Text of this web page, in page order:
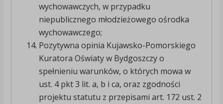
wychowawczych, w przypadku
niepublicznego młodzieżowego ośrodka
wychowawczego;
Pozytywna opinia Kujawsko-Pomorskiego
Kuratora Oświaty w Bydgoszczy o
spełnieniu warunków, o których mowa w
ust. 4 pkt 3 lit. a, b i ca, oraz zgodności
projektu statutu z przepisami art. 172 ust. 2